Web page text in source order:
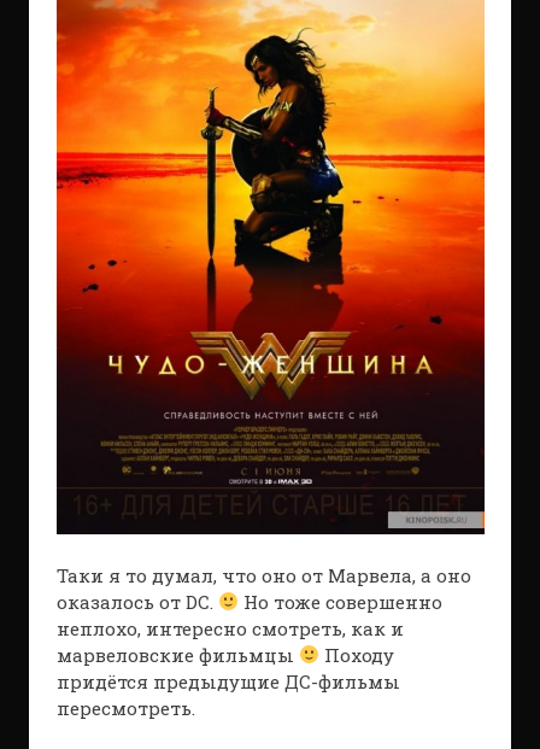
Таки я то думал, что оно от Марвела, а оно
оказалось от DC.
Но тоже совершенно
неплохо, интересно смотреть, как и
марвеловские фильмцы
Походу
придётся предыдущие ДС-фильмы
пересмотреть.